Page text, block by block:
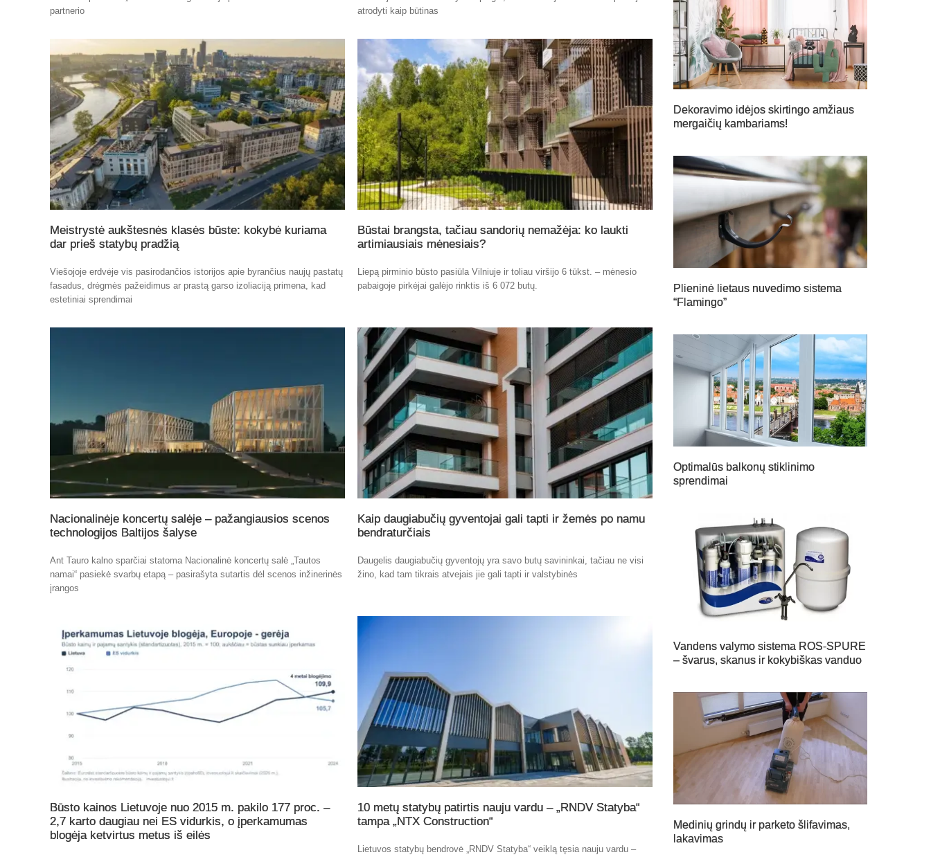
partnerio
atrodyti kaip būtinas
Meistrystė aukštesnės klasės būste: kokybė kuriama
dar prieš statybų pradžią
Viešojoje erdvėje vis pasirodančios istorijos apie byrančius naujų pastatų
fasadus, drėgmės pažeidimus ar prastą garso izoliaciją primena, kad
estetiniai sprendimai
Būstai brangsta, tačiau sandorių nemažėja: ko laukti
artimiausiais mėnesiais?
Liepą pirminio būsto pasiūla Vilniuje ir toliau viršijo 6 tūkst. – mėnesio
pabaigoje pirkėjai galėjo rinktis iš 6 072 butų.
Nacionalinėje koncertų salėje – pažangiausios scenos
technologijos Baltijos šalyse
Ant Tauro kalno sparčiai statoma Nacionalinė koncertų salė „Tautos
namai“ pasiekė svarbų etapą – pasirašyta sutartis dėl scenos inžinerinės
įrangos
Kaip daugiabučių gyventojai gali tapti ir žemės po namu
bendraturčiais
Daugelis daugiabučių gyventojų yra savo butų savininkai, tačiau ne visi
žino, kad tam tikrais atvejais jie gali tapti ir valstybinės
Būsto kainos Lietuvoje nuo 2015 m. pakilo 177 proc. –
2,7 karto daugiau nei ES vidurkis, o įperkamumas
blogėja ketvirtus metus iš eilės
10 metų statybų patirtis nauju vardu – „RNDV Statyba“
tampa „NTX Construction“
Lietuvos statybų bendrovė „RNDV Statyba“ veiklą tęsia nauju vardu –
Dekoravimo idėjos skirtingo amžiaus
mergaičių kambariams!
Plieninė lietaus nuvedimo sistema
“Flamingo”
Optimalūs balkonų stiklinimo
sprendimai
Vandens valymo sistema ROS-SPURE
– švarus, skanus ir kokybiškas vanduo
Medinių grindų ir parketo šlifavimas,
lakavimas